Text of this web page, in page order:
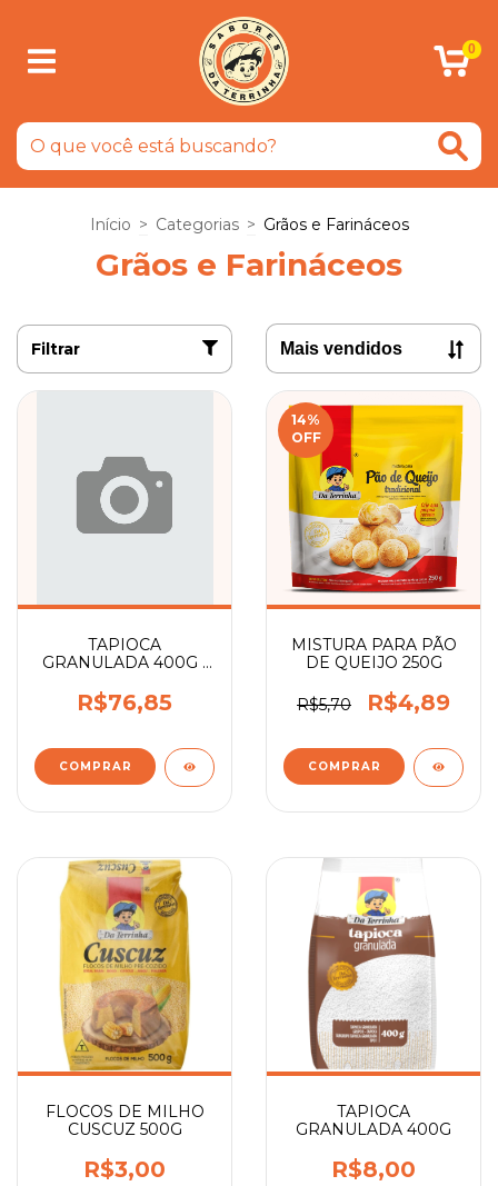
0
Início > Categorias > Grãos e Farináceos
Grãos e Farináceos
Filtrar
TAPIOCA
GRANULADA 400G -
R$76,85
14%
OFF
MISTURA PARA PÃO
DE QUEIJO 250G
R$5,70 R$4,89
FLOCOS DE MILHO
CUSCUZ 500G
R$3,00
TAPIOCA
GRANULADA 400G
R$8,00